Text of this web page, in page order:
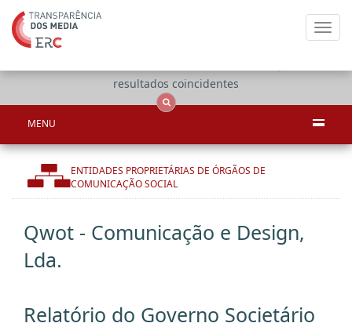
resultados coincidentes
MENU
ENTIDADES PROPRIETÁRIAS DE ÓRGÃOS DE
COMUNICAÇÃO SOCIAL
Qwot - Comunicação e Design,
Lda.
Relatório do Governo Societário